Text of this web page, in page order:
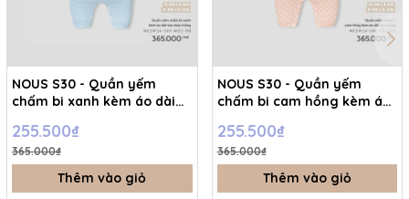
NOUS S30 - Quần yếm
chấm bi xanh kèm áo dài
SS26.T5C
255.500₫
365.000₫
Thêm vào giỏ
NOUS S30 - Quần yếm
chấm bi cam hồng kèm áo
SS26.T5C
255.500₫
365.000₫
Thêm vào giỏ